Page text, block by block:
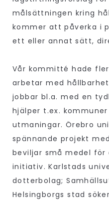
målsättningen kring
kommer att påverka i
ett eller annat sätt,
Vår kommitté hade
arbetar med
jobbar bl.a. med en
hjälper t.ex.
utmaningar. Örebro
spännande projekt
beviljar små medel
initiativ. Karlstads
dotterbolag;
Helsingborgs stad